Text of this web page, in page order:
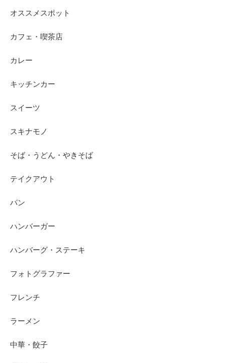
オススメスポット
カフェ・喫茶店
カレー
キッチンカー
スイーツ
スキナモノ
そば・うどん・やきそば
テイクアウト
パン
ハンバーガー
ハンバーグ・ステーキ
フォトグラファー
フレンチ
ラーメン
中華・餃子